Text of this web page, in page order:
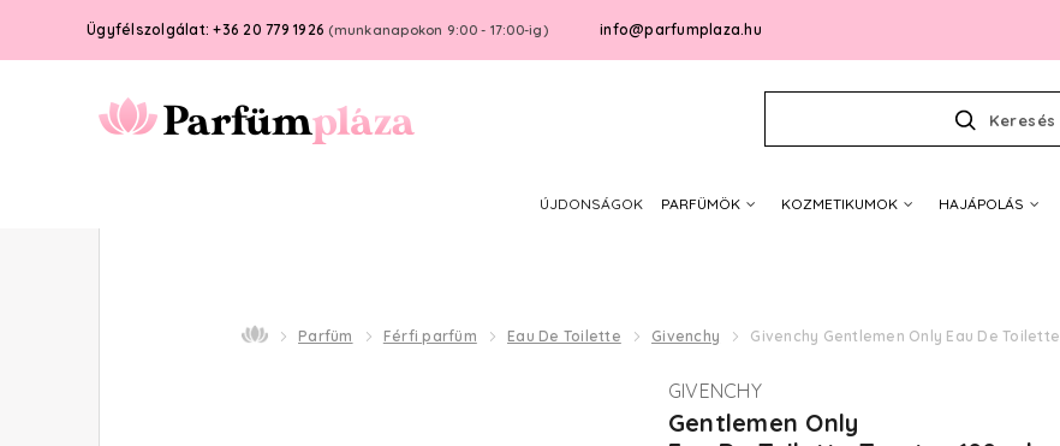
Ügyfélszolgálat: +36 20 779 1926 (munkanapokon 9:00 - 17:00-ig) info@parfumplaza.hu
Keresés
ÚJDONSÁGOK PARFÜMÖK KOZMETIKUMOK HAJÁPOLÁS
Parfüm Férfi parfüm Eau De Toilette Givenchy Givenchy Gentlemen Only Eau De Toilette
GIVENCHY
Gentlemen Only